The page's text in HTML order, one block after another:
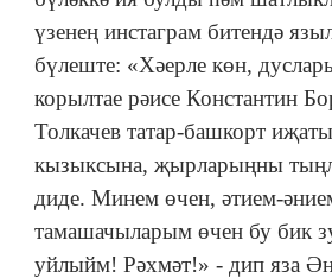
үзенең инстаграм битендә
бүлеште: «Хәерле көн,
корылтае рәисе Константин
Толкачев татар-башкорт
кызыксына, җырларыңны
диде. Минем өчен, әтием-
тамашачыларым өчен бу бик
уйлыйм! Рәхмәт!» - дип яза